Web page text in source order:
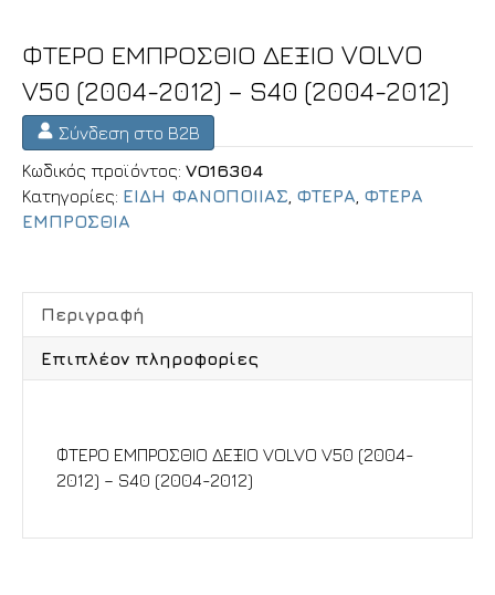
ΦΤΕΡΟ ΕΜΠΡΟΣΘΙΟ ΔΕΞΙΟ VOLVO
V50 (2004-2012) – S40 (2004-2012)
Σύνδεση στο B2B
Κωδικός προϊόντος: VO16304
Κατηγορίες: ΕΙΔΗ ΦΑΝΟΠΟΙΙΑΣ ΦΤΕΡΑ ΦΤΕΡΑ
ΕΜΠΡΟΣΘΙΑ
Περιγραφή
Επιπλέον πληροφορίες
ΦΤΕΡΟ ΕΜΠΡΟΣΘΙΟ ΔΕΞΙΟ VOLVO V50 (2004-
2012) – S40 (2004-2012)